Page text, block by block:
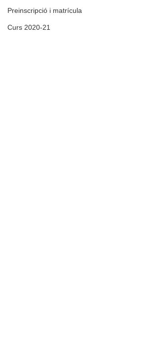
Preinscripció i matrícula
Curs 2020-21